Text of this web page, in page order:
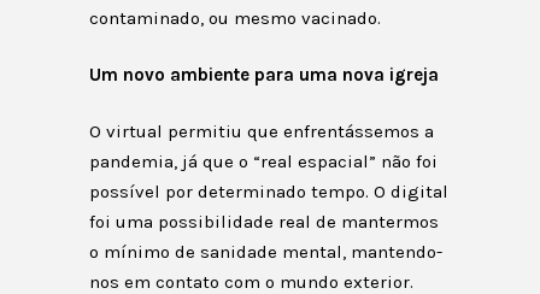
contaminado, ou mesmo vacinado.
Um novo ambiente para uma nova igreja
O virtual permitiu que enfrentássemos a
pandemia, já que o “real espacial” não foi
possível por determinado tempo. O digital
foi uma possibilidade real de mantermos
o mínimo de sanidade mental, mantendo-
nos em contato com o mundo exterior.